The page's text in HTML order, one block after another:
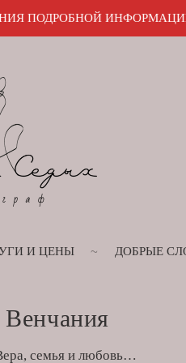
И ЦЕНЫ ДОБРЫЕ
Венчания
семья и любовь…
в МАКС или